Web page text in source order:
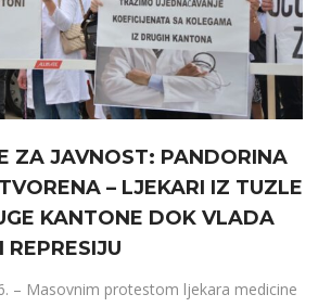
ZA JAVNOST: PANDORINA
– LJEKARI IZ TUZLE
KANTONE DOK VLADA
– Masovnim protestom ljekara medicine